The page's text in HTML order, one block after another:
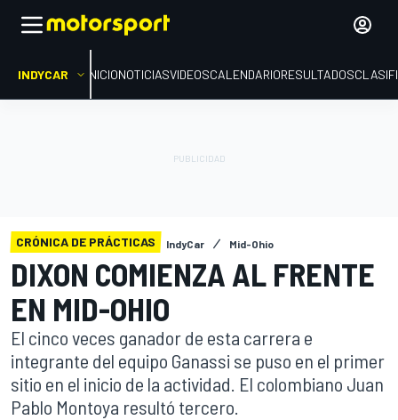
INDYCAR INICIONOTICIASVIDEOSCALENDARIORESULTADOS
CRÓNICA DE PRÁCTICAS IndyCar Mid-Ohio
DIXON COMIENZA AL FRENTE
EN MID-OHIO
El cinco veces ganador de esta carrera e
integrante del equipo Ganassi se puso en el primer
sitio en el inicio de la actividad. El colombiano Juan
Pablo Montoya resultó tercero.